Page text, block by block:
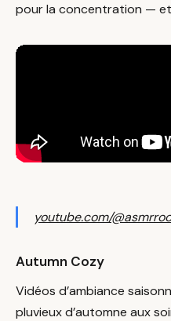
pour la concentration —
youtube.com/
Autumn Cozy
Vidéos d’ambiance
pluvieux d’automne aux